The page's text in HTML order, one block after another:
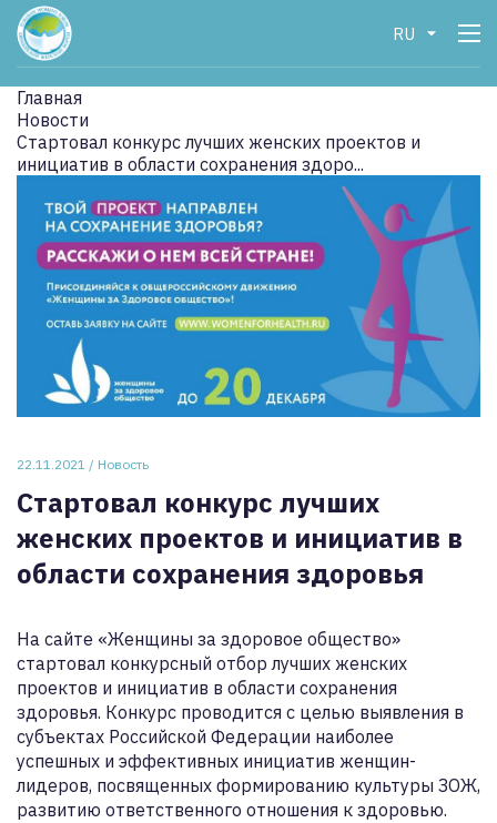
RU
Главная
Новости
Стартовал конкурс лучших женских проектов и
инициатив в области сохранения здоро...
22.11.2021 / Новость
Стартовал конкурс лучших
женских проектов и инициатив в
области сохранения здоровья
На сайте «Женщины за здоровое общество»
стартовал конкурсный отбор лучших женских
проектов и инициатив в области сохранения
здоровья. Конкурс проводится с целью выявления в
субъектах Российской Федерации наиболее
успешных и эффективных инициатив женщин-
лидеров, посвященных формированию культуры ЗОЖ,
развитию ответственного отношения к здоровью.